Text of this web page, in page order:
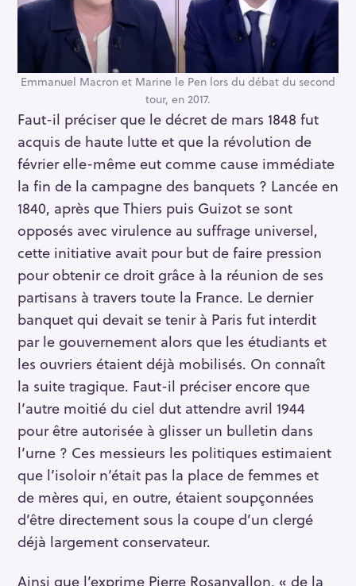
Emmanuel Macron et Marine le Pen lors du débat du second
tour, en 2017.
Faut-il préciser que le décret de mars 1848 fut
acquis de haute lutte et que la révolution de
février elle-même eut comme cause immédiate
la fin de la campagne des banquets ? Lancée en
1840, après que Thiers puis Guizot se sont
opposés avec virulence au suffrage universel,
cette initiative avait pour but de faire pression
pour obtenir ce droit grâce à la réunion de ses
partisans à travers toute la France. Le dernier
banquet qui devait se tenir à Paris fut interdit
par le gouvernement alors que les étudiants et
les ouvriers étaient déjà mobilisés. On connaît
la suite tragique. Faut-il préciser encore que
l’autre moitié du ciel dut attendre avril 1944
pour être autorisée à glisser un bulletin dans
l’urne ? Ces messieurs les politiques estimaient
que l’isoloir n’était pas la place de femmes et
de mères qui, en outre, étaient soupçonnées
d’être directement sous la coupe d’un clergé
déjà largement conservateur.
Ainsi que l’exprime Pierre Rosanvallon, « de la